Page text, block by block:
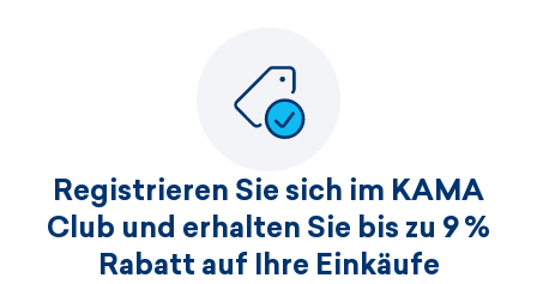
Registrieren Sie sich im KAMA
Club und erhalten Sie bis zu 9 %
Rabatt auf Ihre Einkäufe